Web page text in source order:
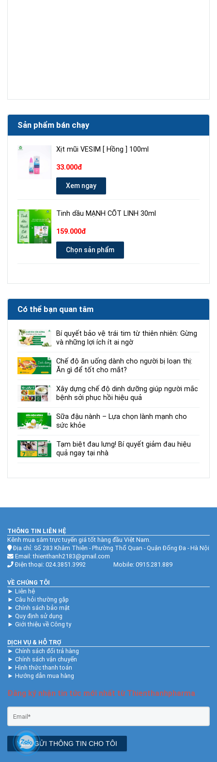
Sản phẩm bán chạy
Xịt mũi VESIM [ Hồng ] 100ml
33.000đ
Xem ngay
Tinh dầu MẠNH CỐT LINH 30ml
159.000đ
Chọn sản phẩm
Có thể bạn quan tâm
Bí quyết bảo vệ trái tim từ thiên nhiên: Gừng
và những lợi ích ít ai ngờ
Chế độ ăn uống dành cho người bị loạn thị:
Ăn gì để tốt cho mắt?
Xây dựng chế độ dinh dưỡng giúp người mắc
bệnh sởi phục hồi hiệu quả
Sữa đậu nành – Lựa chọn lành mạnh cho
sức khỏe
Tạm biệt đau lưng! Bí quyết giảm đau hiệu
quả ngay tại nhà
THÔNG TIN LIÊN HỆ
Kênh mua sắm trực tuyến giá tốt hàng đầu Việt Nam.
Địa chỉ: Số 283 Khâm Thiên - Phường Thổ Quan - Quận Đống Đa - Hà Nội
Email: thienthanh2183@gmail.com
Điện thoại: 024.3851.3992 Mobile: 0915.281.889
VỀ CHÚNG TÔI
► Liên hệ
► Câu hỏi thường gặp
► Chính sách bảo mật
► Quy định sử dụng
► Giới thiệu về Công ty
DỊCH VỤ & HỖ TRỢ
► Chính sách đổi trả hàng
► Chính sách vận chuyển
► Hình thức thanh toán
► Hướng dẫn mua hàng
Đăng ký nhận tin tức mới nhất từ Thienthanhpharma
YES! GỬI THÔNG TIN CHO TÔI